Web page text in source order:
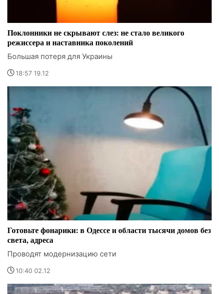
Поклонники не скрывают слез: не стало великого
режиссера и наставника поколений
Большая потеря для Украины
18:57 19.12
Готовьте фонарики: в Одессе и области тысячи домов без
света, адреса
Проводят модернизацию сети
10:40 02.12